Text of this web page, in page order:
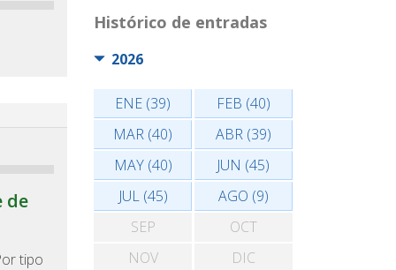
de
tipo
Histórico de entradas
2026
ENE (39)
FEB (40)
MAR (40)
ABR (39)
MAY (40)
JUN (45)
JUL (45)
AGO (9)
SEP
OCT
NOV
DIC